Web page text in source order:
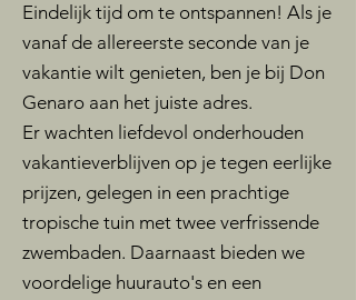
Eindelijk tijd om te ontspannen! Als je
vanaf de allereerste seconde van je
vakantie wilt genieten, ben je bij Don
Genaro aan het juiste adres.
Er wachten liefdevol onderhouden
vakantieverblijven op je tegen eerlijke
prijzen, gelegen in een prachtige
tropische tuin met twee verfrissende
zwembaden. Daarnaast bieden we
voordelige huurauto's en een